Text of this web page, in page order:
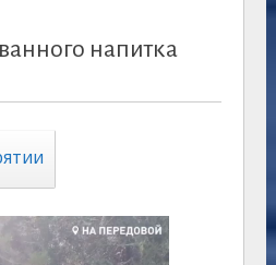
напитка